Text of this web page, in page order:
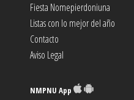
Fiesta Nomepierdoniuna
Listas con lo mejor del año
Contacto
Aviso Legal
NMPNU App